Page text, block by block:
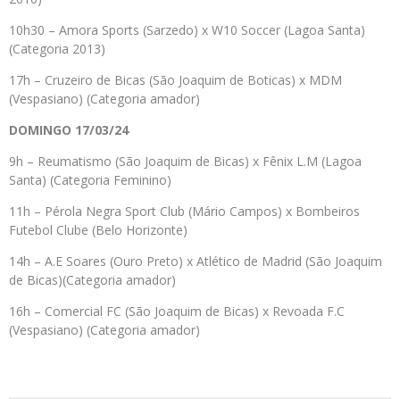
10h30 – Amora Sports (Sarzedo) x W10 Soccer (Lagoa Santa)
(Categoria 2013)
17h – Cruzeiro de Bicas (São Joaquim de Boticas) x MDM
(Vespasiano) (Categoria amador)
DOMINGO 17/03/24
9h – Reumatismo (São Joaquim de Bicas) x Fênix L.M (Lagoa
Santa) (Categoria Feminino)
11h – Pérola Negra Sport Club (Mário Campos) x Bombeiros
Futebol Clube (Belo Horizonte)
14h – A.E Soares (Ouro Preto) x Atlético de Madrid (São Joaquim
de Bicas)(Categoria amador)
16h – Comercial FC (São Joaquim de Bicas) x Revoada F.C
(Vespasiano) (Categoria amador)